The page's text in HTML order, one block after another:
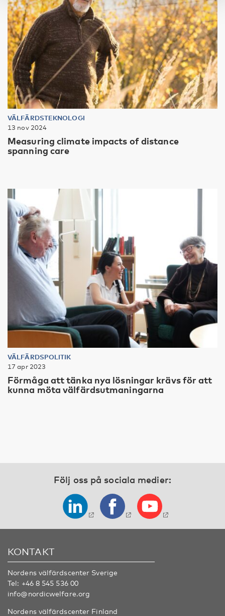
VÄLFÄRDSTEKNOLOGI
13 nov 2024
Measuring climate impacts of distance
spanning care
VÄLFÄRDSPOLITIK
17 apr 2023
Förmåga att tänka nya lösningar krävs för att
kunna möta välfärdsutmaningarna
Följ oss på sociala medier:
KONTAKT
Nordens välfärdscenter Sverige
Tel: +46 8 545 536 00
info@nordicwelfare.org
Nordens välfärdscenter Finland